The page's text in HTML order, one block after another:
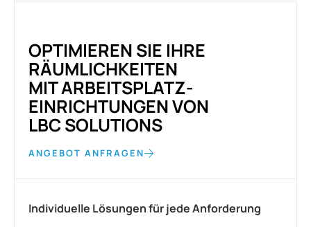
OPTIMIEREN SIE IHRE
RÄUMLICHKEITEN
MIT ARBEITSPLATZ-
EINRICHTUNGEN VON
LBC SOLUTIONS
ANGEBOT ANFRAGEN
Individuelle Lösungen für jede Anforderung